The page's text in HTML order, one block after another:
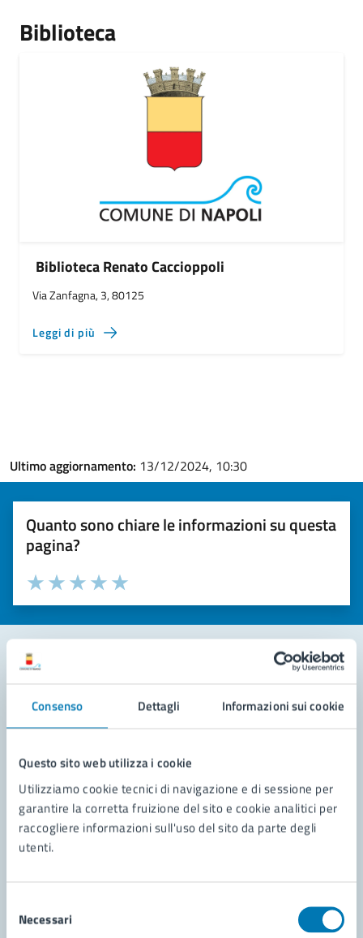
Consenso Dettagli Informazioni sui cookie
Questo sito web utilizza i cookie
Utilizziamo cookie tecnici di navigazione e di sessione per
garantire la corretta fruizione del sito e cookie analitici per
raccogliere informazioni sull'uso del sito da parte degli
utenti.
delNecessari
Biblioteca
Biblioteca Renato Caccioppoli
Via Zanfagna, 3, 80125
Leggi di più
Ultimo aggiornamento: 13/12/2024, 10:30
Quanto sono chiare le informazioni su questa
pagina?
Valuta la chiarezza delle informazioni (da 1 a 5 stelle)
Seleziona il numero di stelle per valutare la chiarezza delle
Valuta 5 stelle su 5
Valuta 4 stelle su 5
Valuta 3 stelle su 5
Valuta 2 stelle su 5
Valuta 1 stelle su 5
Leggi le domande frequenti
Richiedi assistenza
Prenota appuntamento
Problemi in città